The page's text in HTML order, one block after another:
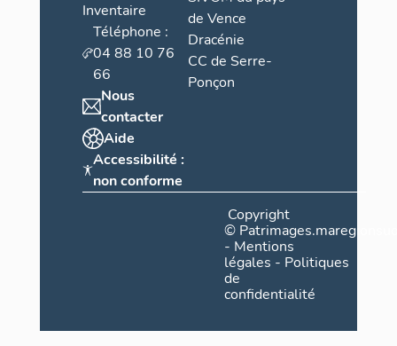
Inventaire
Téléphone :
04 88 10 76
66
Nous
contacter
Aide
Accessibilité :
non conforme
de Vence
Dracénie
CC de Serre-
Ponçon
Copyright
©
- Mentions
légales - Politiques
de
confidentialité